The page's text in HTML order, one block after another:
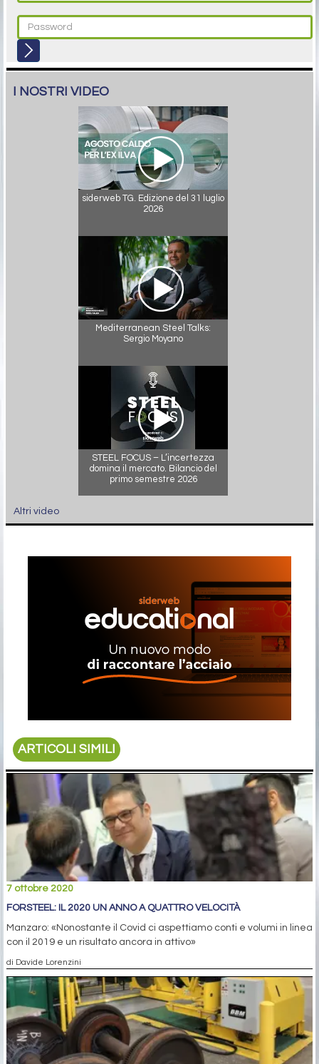
I NOSTRI VIDEO
siderweb TG. Edizione del 31 luglio
2026
Mediterranean Steel Talks:
Sergio Moyano
STEEL FOCUS – L’incertezza
domina il mercato. Bilancio del
primo semestre 2026
Altri video
ARTICOLI SIMILI
7 ottobre 2020
FORSTEEL: IL 2020 UN ANNO A QUATTRO VELOCITÀ
Manzaro: «Nonostante il Covid ci aspettiamo conti e volumi in linea
con il 2019 e un risultato ancora in attivo»
di Davide Lorenzini